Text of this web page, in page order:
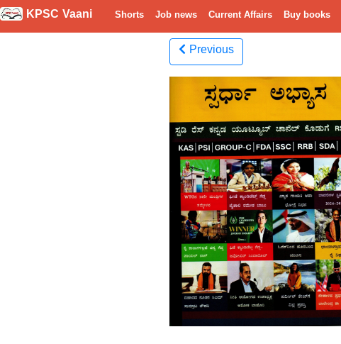
KPSC Vaani Shorts Job news Current Affairs Buy books
Previous